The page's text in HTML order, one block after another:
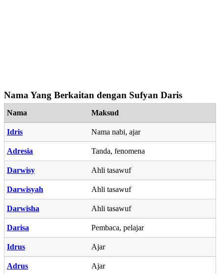
Nama Yang Berkaitan dengan Sufyan Daris
Nama Maksud
Idris Nama nabi, ajar
Adresia Tanda, fenomena
Darwisy Ahli tasawuf
Darwisyah Ahli tasawuf
Darwisha Ahli tasawuf
Darisa Pembaca, pelajar
Idrus Ajar
Adrus Ajar